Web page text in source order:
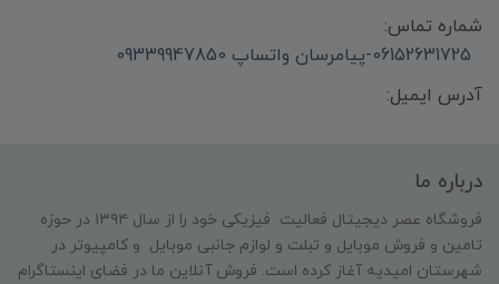
شماره تماس:
06152631725-پیامرسان واتساپ 09339947850
آدرس ایمیل:
درباره ما
فروشگاه عصر دیجیتال فعالیت فیزیکی خود را از سال ۱۳۹۴ در حوزه
تامین و‌ فروش موبایل و تبلت و لوازم جانبی موبایل و کامپیوتر در
شهرستان امیدیه آغاز کرده است. فروش آنلاین ما در فضای اینستاگرام